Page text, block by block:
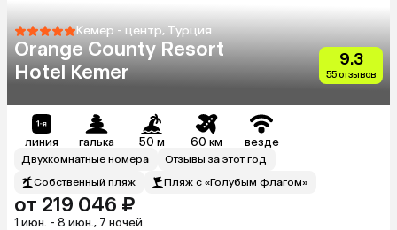
Кемер - центр, Турция
Orange County Resort
Hotel Kemer
9.3
55 отзывов
линия галька 50 м 60 км везде
Двухкомнатные номера
Отзывы за этот год
Собственный пляж
Пляж с «Голубым флагом»
от 219 046 ₽
1 июн. - 8 июн., 7 ночей